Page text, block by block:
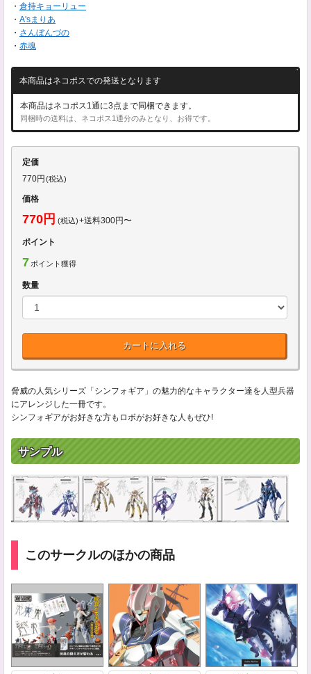
・ 倉持キョーリュー
・ A'sまりあ
・ さんぼんづの
・ 赤魂
本商品はネコポスでの発送となります
本商品はネコポス1通に3点まで同梱できます。
同梱時の送料は、ネコポス1通分のみとなり、お得です。
定価
770円 (税込)
価格
770円 (税込)+送料300円〜
ポイント
7 ポイント獲得
数量
カートに入れる
脅威の人気シリーズ「シンフォギア」の魅力的なキャラクター達を人型兵器
にアレンジした一冊です。
シンフォギアがお好きな方もロボがお好きな人もぜひ!
サンプル
このサークルのほかの商品